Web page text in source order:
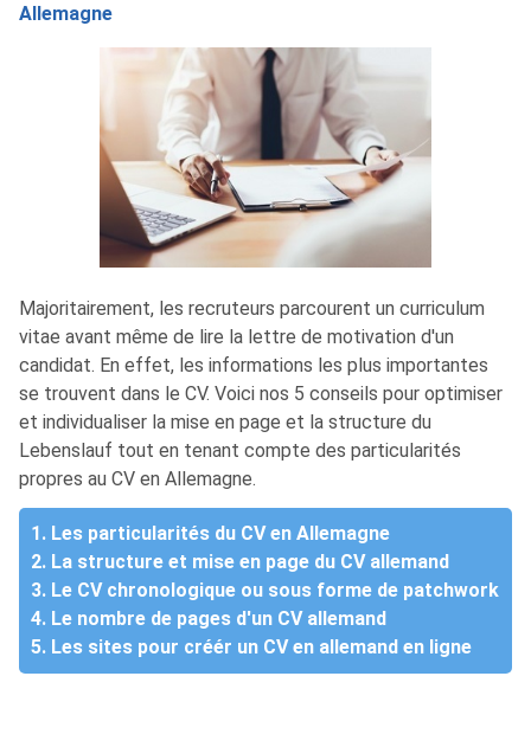
Allemagne
Majoritairement, les recruteurs parcourent un curriculum
vitae avant même de lire la lettre de motivation d'un
candidat. En effet, les informations les plus importantes
se trouvent dans le CV. Voici nos 5 conseils pour optimiser
et individualiser la mise en page et la structure du
Lebenslauf tout en tenant compte des particularités
propres au CV en Allemagne.
1. Les particularités du CV en Allemagne
2. La structure et mise en page du CV allemand
3. Le CV chronologique ou sous forme de patchwork
4. Le nombre de pages d'un CV allemand
5. Les sites pour créér un CV en allemand en ligne